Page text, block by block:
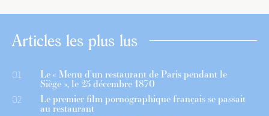
Articles les plus lus
01 Le « Menu d’un restaurant de Paris pendant le
Siège », le 25 décembre 1870
02 Le premier film pornographique français se passait
au restaurant